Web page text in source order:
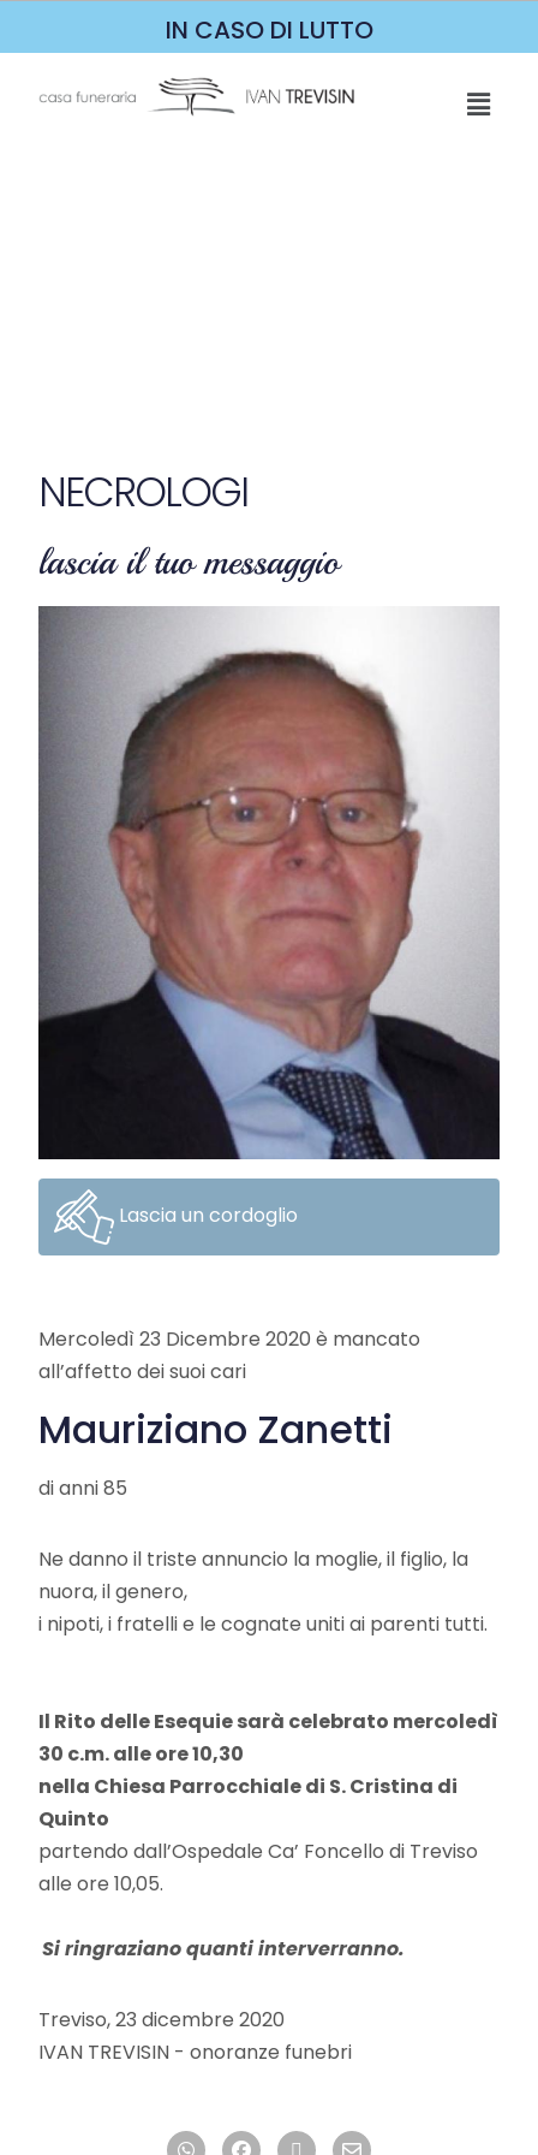
IN CASO DI LUTTO
NECROLOGI
lascia il tuo messaggio
Lascia un cordoglio
Mercoledì 23 Dicembre 2020 è mancato
all’affetto dei suoi cari
Mauriziano Zanetti
di anni 85
Ne danno il triste annuncio la moglie, il figlio, la
nuora, il genero,
i nipoti, i fratelli e le cognate uniti ai parenti tutti.
Il Rito delle Esequie sarà celebrato mercoledì
30 c.m. alle ore 10,30
nella Chiesa Parrocchiale di S. Cristina di
Quinto
partendo dall’Ospedale Ca’ Foncello di Treviso
alle ore 10,05.
Si ringraziano quanti interverranno.
Treviso, 23 dicembre 2020
IVAN TREVISIN - onoranze funebri